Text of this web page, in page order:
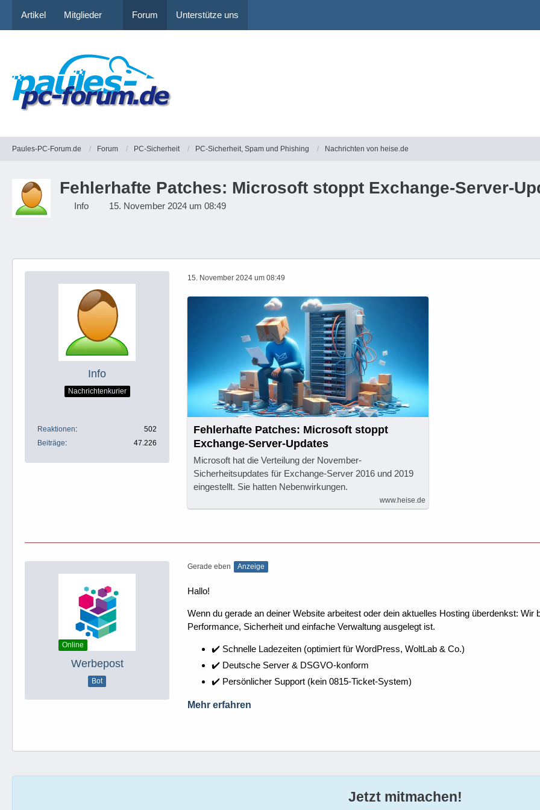
Artikel Mitglieder Forum Unterstütze uns
Paules-PC-Forum.de Forum PC-Sicherheit PC-Sicherheit, Spam und Phishing Nachrichten von heise.de
Fehlerhafte Patches: Microsoft stoppt Exchange-Server-
Info 15. November 2024 um 08:49
Info
Nachrichtenkurier
Reaktionen
502
Beiträge
47.226
15. November 2024 um 08:49
Fehlerhafte Patches: Microsoft stoppt
Exchange-Server-Updates
Microsoft hat die Verteilung der November-
Sicherheitsupdates für Exchange-Server 2016 und 2019
eingestellt. Sie hatten Nebenwirkungen.
www.heise.de
Online
Werbepost
Bot
Gerade eben Anzeige
Hallo!
Wenn du gerade an deiner Website arbeitest oder dein aktuelles Hosting überdenkst:
Performance, Sicherheit und einfache Verwaltung ausgelegt ist.
✔️ Schnelle Ladezeiten (optimiert für WordPress, WoltLab & Co.)
✔️ Deutsche Server & DSGVO-konform
✔️ Persönlicher Support (kein 0815-Ticket-System)
Mehr erfahren
Jetzt mitmachen!